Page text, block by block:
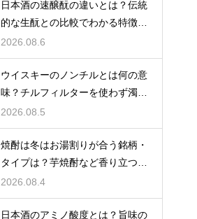
日本酒の速醸酛の違いとは？伝統
的な生酛との比較でわかる特徴を
解説
2026.08.6
ウイスキーのノンチルとは何の意
味？チルフィルターを使わず濁り
をあえて残す製法
2026.08.5
焼酎は冬はお湯割りが合う銘柄・
タイプは？芋焼酎など香り立つ本
格焼酎で体が温まる
2026.08.4
日本酒のアミノ酸度とは？旨味の